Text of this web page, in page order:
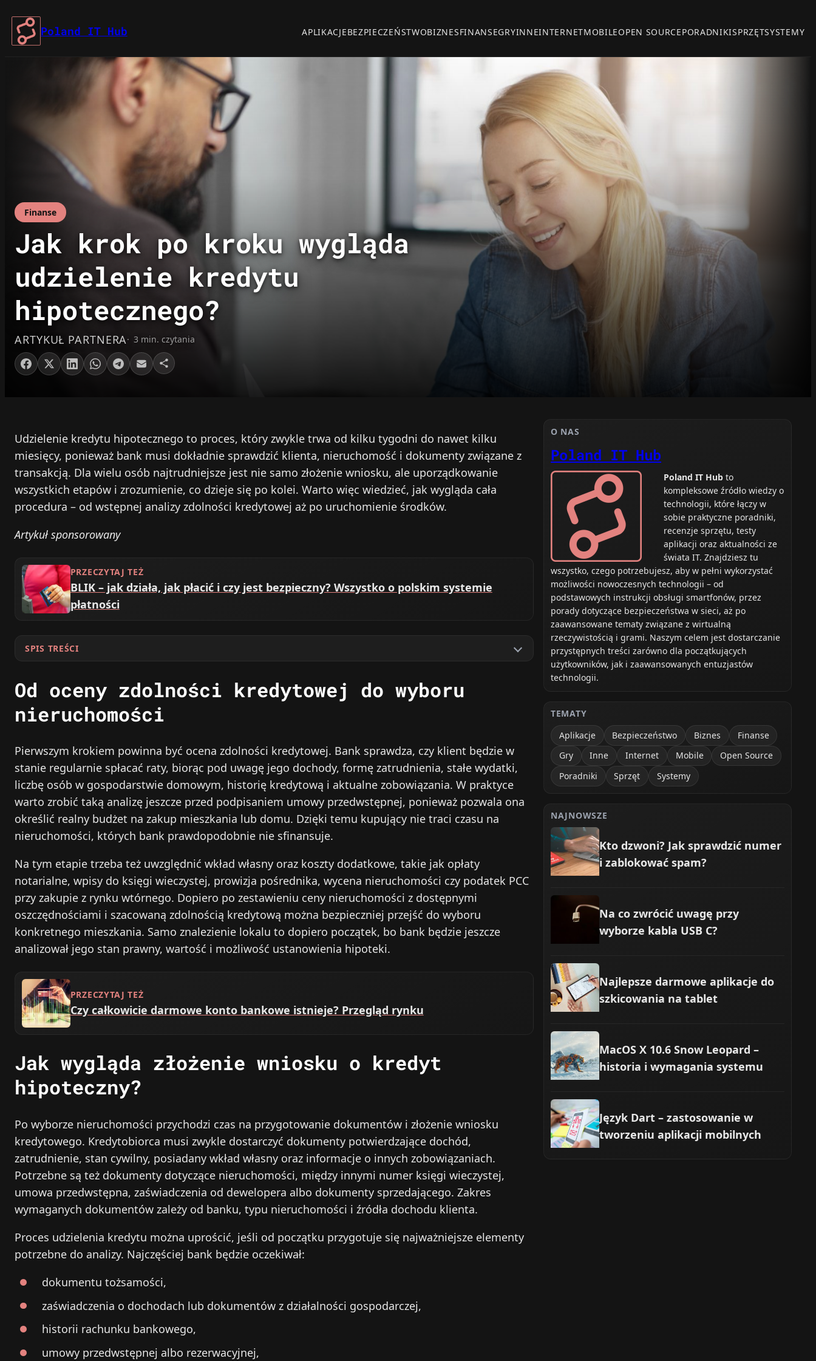
Przejdź
do
treści
Poland IT Hub APLIKACJEBEZPIECZEŃSTWOBIZNESFINANSEGRYINNEINTERNETMOBILEOPEN SOURCEPORADNIKISPRZĘTSYSTEMY
Finanse
Jak krok po kroku wygląda
udzielenie kredytu
hipotecznego?
ARTYKUŁ PARTNERA 3 min. czytania
Udzielenie kredytu hipotecznego to proces, który zwykle trwa od kilku tygodni do nawet kilku
miesięcy, ponieważ bank musi dokładnie sprawdzić klienta, nieruchomość i dokumenty związane z
transakcją. Dla wielu osób najtrudniejsze jest nie samo złożenie wniosku, ale uporządkowanie
wszystkich etapów i zrozumienie, co dzieje się po kolei. Warto więc wiedzieć, jak wygląda cała
procedura – od wstępnej analizy zdolności kredytowej aż po uruchomienie środków.
Artykuł sponsorowany
PRZECZYTAJ TEŻ
BLIK – jak działa, jak płacić i czy jest bezpieczny? Wszystko o polskim systemie
płatności
SPIS TREŚCI
Od oceny zdolności kredytowej do wyboru
nieruchomości
Pierwszym krokiem powinna być ocena zdolności kredytowej. Bank sprawdza, czy klient będzie w
stanie regularnie spłacać raty, biorąc pod uwagę jego dochody, formę zatrudnienia, stałe wydatki,
liczbę osób w gospodarstwie domowym, historię kredytową i aktualne zobowiązania. W praktyce
warto zrobić taką analizę jeszcze przed podpisaniem umowy przedwstępnej, ponieważ pozwala ona
określić realny budżet na zakup mieszkania lub domu. Dzięki temu kupujący nie traci czasu na
nieruchomości, których bank prawdopodobnie nie sfinansuje.
Na tym etapie trzeba też uwzględnić wkład własny oraz koszty dodatkowe, takie jak opłaty
notarialne, wpisy do księgi wieczystej, prowizja pośrednika, wycena nieruchomości czy podatek PCC
przy zakupie z rynku wtórnego. Dopiero po zestawieniu ceny nieruchomości z dostępnymi
oszczędnościami i szacowaną zdolnością kredytową można bezpieczniej przejść do wyboru
konkretnego mieszkania. Samo znalezienie lokalu to dopiero początek, bo bank będzie jeszcze
analizował jego stan prawny, wartość i możliwość ustanowienia hipoteki.
PRZECZYTAJ TEŻ
Czy całkowicie darmowe konto bankowe istnieje? Przegląd rynku
Jak wygląda złożenie wniosku o kredyt
hipoteczny?
Po wyborze nieruchomości przychodzi czas na przygotowanie dokumentów i złożenie wniosku
kredytowego. Kredytobiorca musi zwykle dostarczyć dokumenty potwierdzające dochód,
zatrudnienie, stan cywilny, posiadany wkład własny oraz informacje o innych zobowiązaniach.
Potrzebne są też dokumenty dotyczące nieruchomości, między innymi numer księgi wieczystej,
umowa przedwstępna, zaświadczenia od dewelopera albo dokumenty sprzedającego. Zakres
wymaganych dokumentów zależy od banku, typu nieruchomości i źródła dochodu klienta.
Proces udzielenia kredytu można uprościć, jeśli od początku przygotuje się najważniejsze elementy
potrzebne do analizy. Najczęściej bank będzie oczekiwał:
dokumentu tożsamości,
zaświadczenia o dochodach lub dokumentów z działalności gospodarczej,
historii rachunku bankowego,
umowy przedwstępnej albo rezerwacyjnej,
O NAS
Poland IT Hub
Poland IT Hub to
kompleksowe źródło wiedzy o
technologii, które łączy w
sobie praktyczne poradniki,
recenzje sprzętu, testy
aplikacji oraz aktualności ze
świata IT. Znajdziesz tu
wszystko, czego potrzebujesz, aby w pełni wykorzystać
możliwości nowoczesnych technologii – od
podstawowych instrukcji obsługi smartfonów, przez
porady dotyczące bezpieczeństwa w sieci, aż po
zaawansowane tematy związane z wirtualną
rzeczywistością i grami. Naszym celem jest dostarczanie
przystępnych treści zarówno dla początkujących
użytkowników, jak i zaawansowanych entuzjastów
technologii.
TEMATY
Aplikacje
Bezpieczeństwo Biznes
Finanse
Gry
Inne Internet Mobile
Open Source
Poradniki
Sprzęt Systemy
NAJNOWSZE
Kto dzwoni? Jak sprawdzić numer
i zablokować spam?
Na co zwrócić uwagę przy
wyborze kabla USB C?
Najlepsze darmowe aplikacje do
szkicowania na tablet
MacOS X 10.6 Snow Leopard –
historia i wymagania systemu
Język Dart – zastosowanie w
tworzeniu aplikacji mobilnych